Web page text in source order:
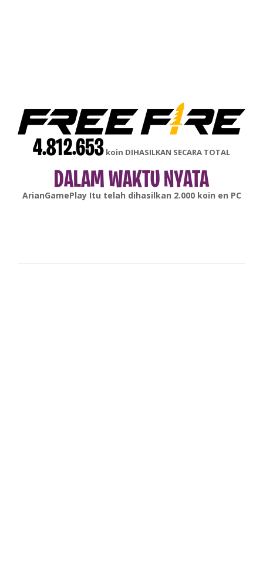
4.812.653 koin DIHASILKAN SECARA TOTAL
DALAM WAKTU NYATA
gonsabellaItu telah dihasilkan6.000koin enAndroid